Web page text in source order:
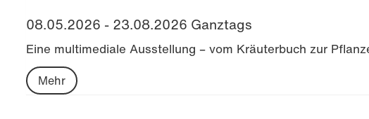
08.05.2026 - 23.08.2026 Ganztags
Eine multimediale Ausstellung – vom Kräuterbuch zur
Mehr